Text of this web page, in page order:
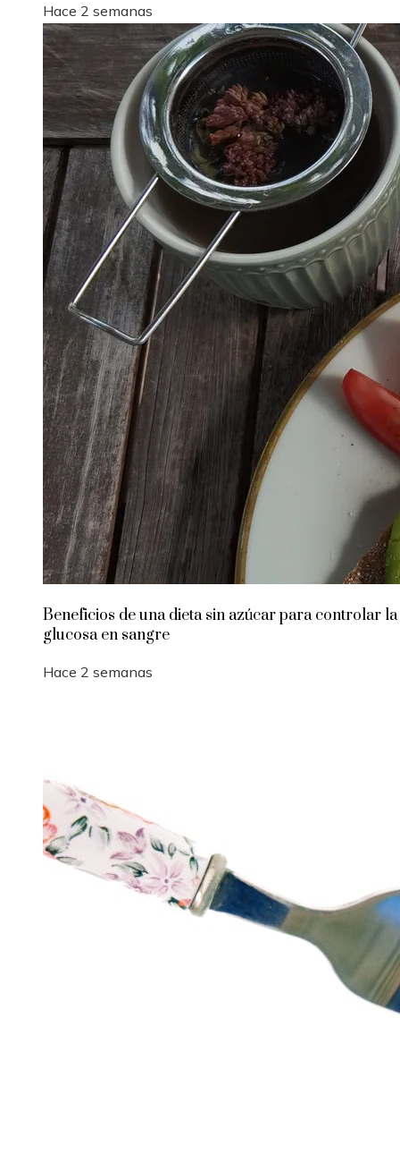
Hace 2 semanas
Beneficios de una dieta sin azúcar para controlar la
glucosa en sangre
Hace 2 semanas